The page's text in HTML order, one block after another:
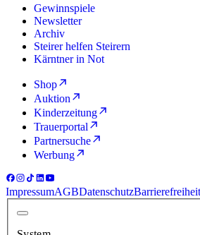
Gewinnspiele
Newsletter
Archiv
Steirer helfen Steirern
Kärntner in Not
Shop
Auktion
Kinderzeitung
Trauerportal
Partnersuche
Werbung
ImpressumAGBDatenschutz